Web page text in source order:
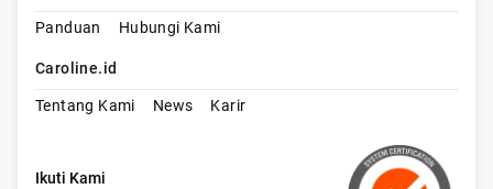
Panduan Hubungi Kami
Caroline.id
Tentang Kami News Karir
Ikuti Kami